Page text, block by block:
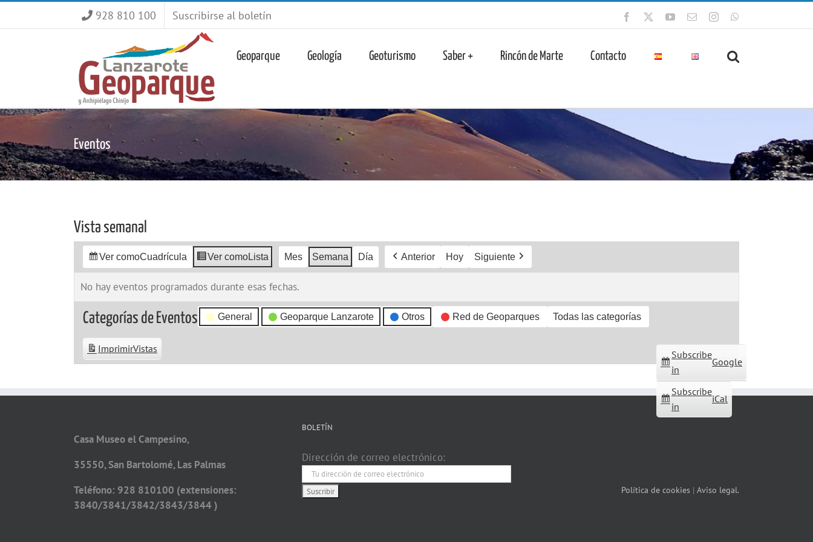
928 810 100 Suscribirse al boletín Facebook YouTube
CorreoInstagram
Geoparque Geología Geoturismo Saber + Rincón de Marte Contacto
Eventos
Vista semanal
Ver comoCuadrícula Ver comoLista Mes Semana Día Anterior Hoy Siguiente
No hay eventos programados durante esas fechas.
Categorías de Eventos General Geoparque Lanzarote Otros Red de Geoparques Todas las categorías
Subscribe
in
Google
Subscribe
in
iCal
ImprimirVistas
Casa Museo el Campesino,
35550, San Bartolomé, Las Palmas
Teléfono: 928 810100 (extensiones:
3840/3841/3842/3843/3844 )
BOLETÍN
Dirección de correo electrónico:
Política de cookies | Aviso legal.